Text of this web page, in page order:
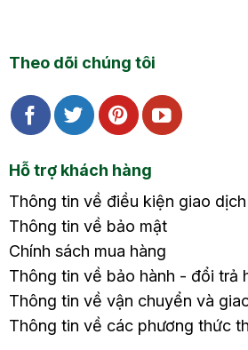
Theo dõi chúng tôi
Hỗ trợ khách hàng
Thông tin về điều kiện giao
Thông tin về bảo mật
Chính sách mua hàng
Thông tin về bảo hành - đổi trả
Thông tin về vận chuyển và
Thông tin về các phương thức